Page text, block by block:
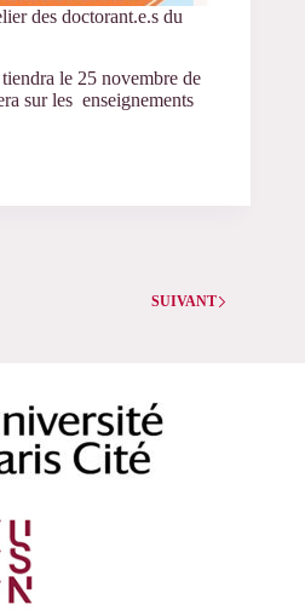
des doctorant.e.s du
le 25 novembre de
sur les enseignements
SUIVANT